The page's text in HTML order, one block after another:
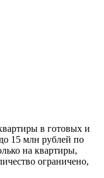
в готовых и
15 млн рублей по
на квартиры,
ограничено,